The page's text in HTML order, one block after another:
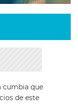
cumbia que
de este